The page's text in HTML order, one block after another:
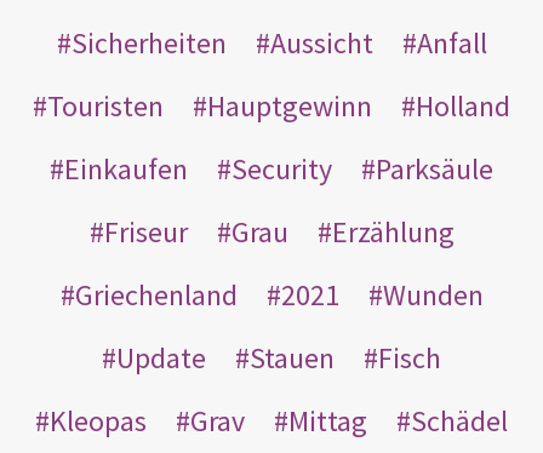
Sicherheiten
Aussicht
Anfall
Touristen
Hauptgewinn
Holland
Einkaufen
Security
Parksäule
Friseur
Grau
Erzählung
Griechenland
2021
Wunden
Update
Stauen
Fisch
Kleopas
Grav Mittag Schädel